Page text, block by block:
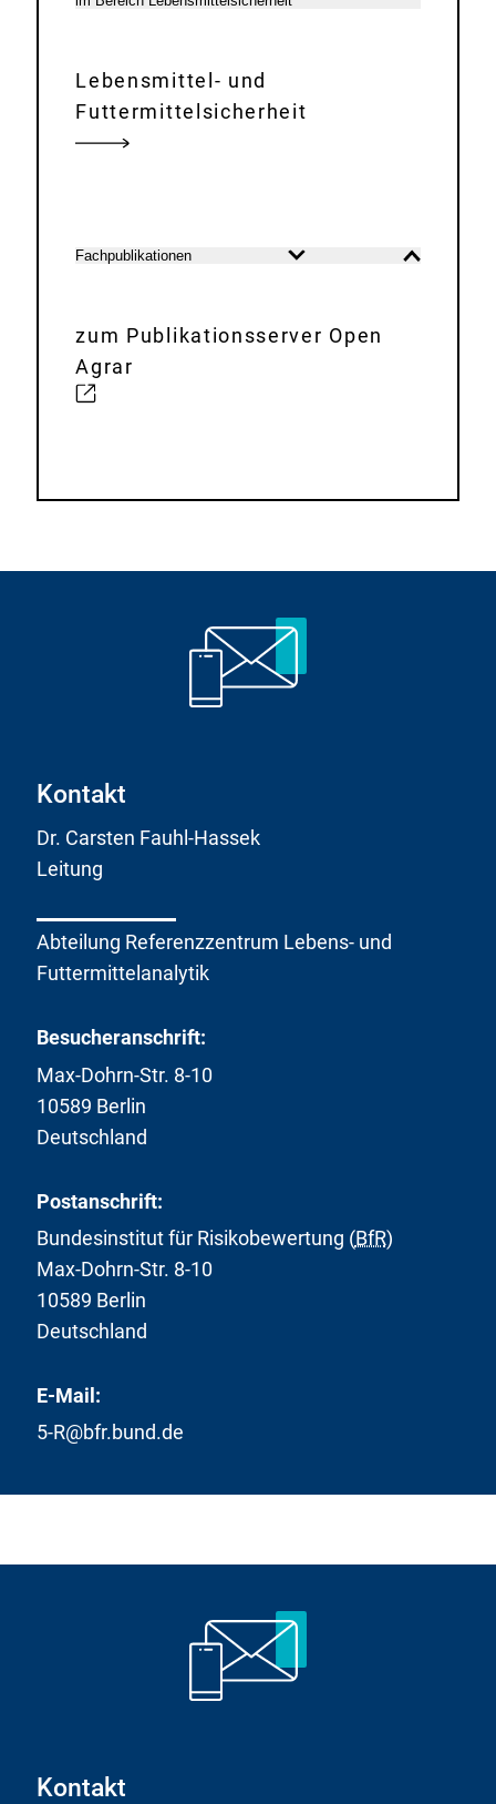
Lebensmittel- und
Futtermittelsicherheit
Fachpublikationen
Inhalt
Inhalt
E
x
r
e
zum Publikationsserver Open
Agrar
Kontakt
Dr. Carsten Fauhl-Hassek
Leitung
Abteilung Referenzzentrum Lebens- und
Futtermittelanalytik
Besucheranschrift:
Max-Dohrn-Str. 8-10
10589 Berlin
Deutschland
Postanschrift:
Bundesinstitut für Risikobewertung (BfR)
Max-Dohrn-Str. 8-10
10589 Berlin
Deutschland
E-Mail:
5-R@bfr.bund.de
Kontakt